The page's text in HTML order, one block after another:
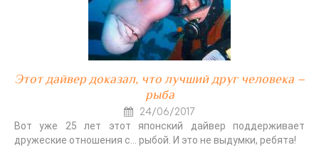
Этот дайвер доказал, что лучший друг человека –
рыба
24/06/2017
Вот уже 25 лет этот японский дайвер поддерживает
дружеские отношения с… рыбой. И это не выдумки, ребята!